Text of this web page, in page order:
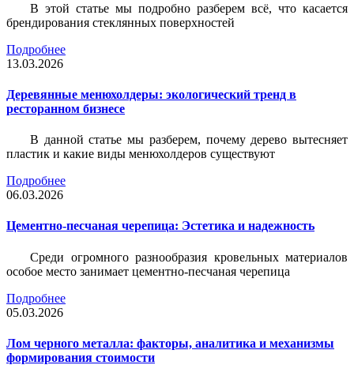
В этой статье мы подробно разберем всё, что касается
брендирования стеклянных поверхностей
Подробнее
13.03.2026
Деревянные менюхолдеры: экологический тренд в
ресторанном бизнесе
В данной статье мы разберем, почему дерево вытесняет
пластик и какие виды менюхолдеров существуют
Подробнее
06.03.2026
Цементно-песчаная черепица: Эстетика и надежность
Среди огромного разнообразия кровельных материалов
особое место занимает цементно-песчаная черепица
Подробнее
05.03.2026
Лом черного металла: факторы, аналитика и механизмы
формирования стоимости